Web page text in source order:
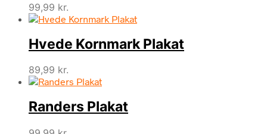
99,99 kr.
Hvede Kornmark Plakat
89,99 kr.
Randers Plakat